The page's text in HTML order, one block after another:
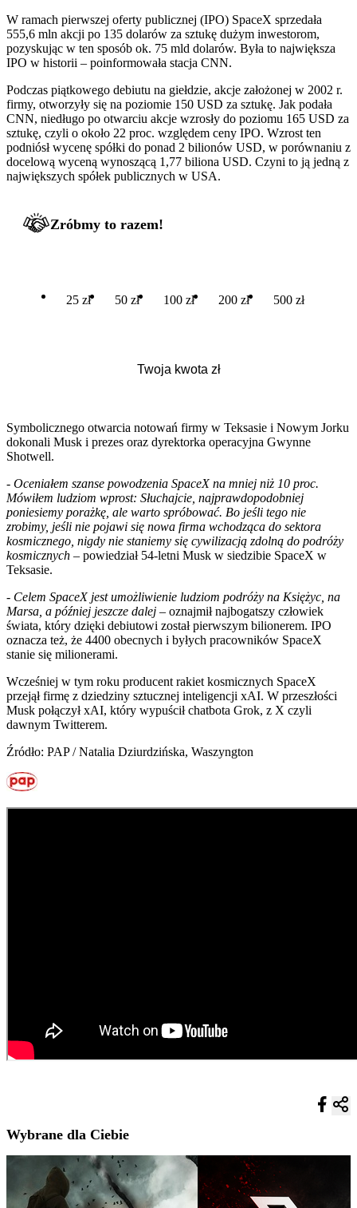
W ramach pierwszej oferty publicznej (IPO) SpaceX sprzedała
555,6 mln akcji po 135 dolarów za sztukę dużym inwestorom,
pozyskując w ten sposób ok. 75 mld dolarów. Była to największa
IPO w historii – poinformowała stacja CNN.
Podczas piątkowego debiutu na giełdzie, akcje założonej w 2002 r.
firmy, otworzyły się na poziomie 150 USD za sztukę. Jak podała
CNN, niedługo po otwarciu akcje wzrosły do poziomu 165 USD za
sztukę, czyli o około 22 proc. względem ceny IPO. Wzrost ten
podniósł wycenę spółki do ponad 2 bilionów USD, w porównaniu z
docelową wyceną wynoszącą 1,77 biliona USD. Czyni to ją jedną z
największych spółek publicznych w USA.
Zróbmy to razem!
25 zł 50 zł 100 zł 200 zł 500 zł
Symbolicznego otwarcia notowań firmy w Teksasie i Nowym Jorku
dokonali Musk i prezes oraz dyrektorka operacyjna Gwynne
Shotwell.
- Oceniałem szanse powodzenia SpaceX na mniej niż 10 proc.
Mówiłem ludziom wprost: Słuchajcie, najprawdopodobniej
poniesiemy porażkę, ale warto spróbować. Bo jeśli tego nie
zrobimy, jeśli nie pojawi się nowa firma wchodząca do sektora
kosmicznego, nigdy nie staniemy się cywilizacją zdolną do podróży
kosmicznych – powiedział 54-letni Musk w siedzibie SpaceX w
Teksasie.
- Celem SpaceX jest umożliwienie ludziom podróży na Księżyc, na
Marsa, a później jeszcze dalej – oznajmił najbogatszy człowiek
świata, który dzięki debiutowi został pierwszym bilionerem. IPO
oznacza też, że 4400 obecnych i byłych pracowników SpaceX
stanie się milionerami.
Wcześniej w tym roku producent rakiet kosmicznych SpaceX
przejął firmę z dziedziny sztucznej inteligencji xAI. W przeszłości
Musk połączył xAI, który wypuścił chatbota Grok, z X czyli
dawnym Twitterem.
Źródło: PAP / Natalia Dziurdzińska, Waszyngton
Wybrane dla Ciebie